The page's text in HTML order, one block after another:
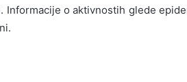
Informacije o aktivnostih glede